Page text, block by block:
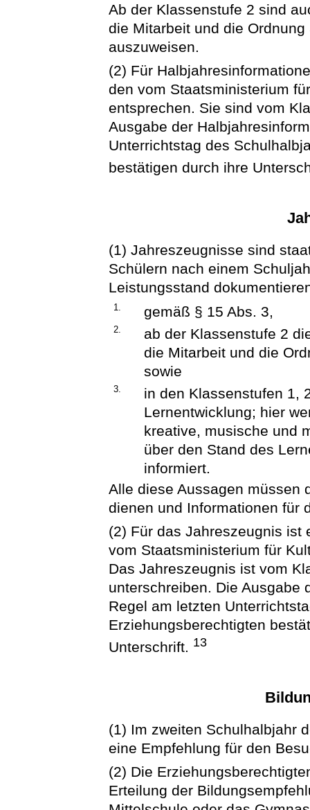
Ab der Klassenstufe 2 sind
die Mitarbeit und die
auszuweisen.
(2) Für
den vom Staatsministerium
entsprechen. Sie sind vom
Ausgabe der
Unterrichtstag des
bestätigen durch ihre
(1) Jahreszeugnisse sind
Schülern nach einem
Leistungsstand
1. gemäß § 15 Abs. 3,
2.
ab der Klassenstufe 2
die Mitarbeit und die
sowie
3.
in den Klassenstufen 1,
Lernentwicklung; hier
kreative, musische und
über den Stand des
informiert.
Alle diese Aussagen müssen
dienen und Informationen für
(2) Für das Jahreszeugnis ist
vom Staatsministerium für
Das Jahreszeugnis ist vom
unterschreiben. Die Ausgabe
Regel am letzten
Erziehungsberechtigten
Unterschrift. 13
(1) Im zweiten Schulhalbjahr
eine Empfehlung für den
(2) Die
Erteilung der